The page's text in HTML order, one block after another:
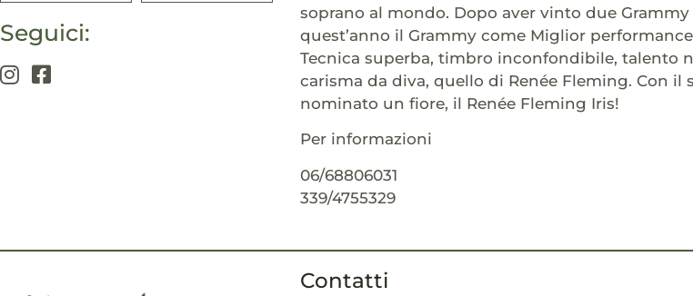
Seguici:
soprano al mondo. Dopo aver vinto due
quest’anno il Grammy come Miglior
Tecnica superba, timbro inconfondibile, talento
carisma da diva, quello di Renée Fleming. Con
nominato un fiore, il Renée Fleming Iris!
Per informazioni
06/68806031
339/4755329
Contatti